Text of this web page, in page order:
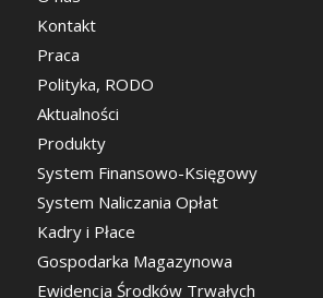
Kontakt
Praca
Polityka, RODO
Aktualności
Produkty
System Finansowo-Księgowy
System Naliczania Opłat
Kadry i Płace
Gospodarka Magazynowa
Ewidencja Środków Trwałych